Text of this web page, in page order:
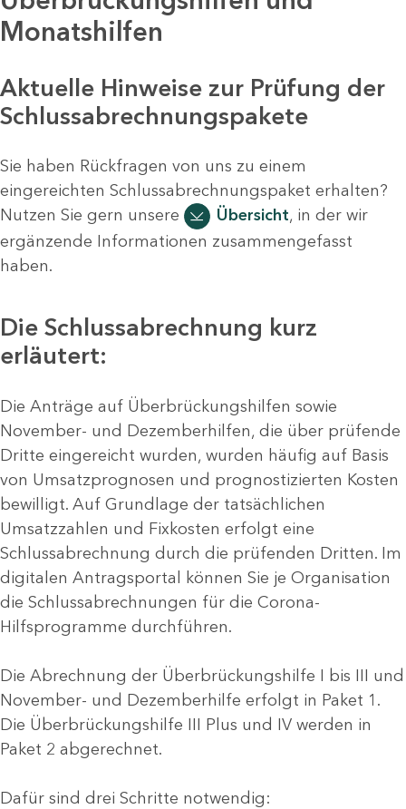
Monatshilfen
Aktuelle Hinweise zur Prüfung der
Schlussabrechnungspakete
Sie haben Rückfragen von uns zu einem
eingereichten Schlussabrechnungspaket erhalten?
Nutzen Sie gern unsere
Übersicht, in der wir
ergänzende Informationen zusammengefasst
haben.
Die Schlussabrechnung kurz
erläutert:
Die Anträge auf Überbrückungshilfen sowie
November- und Dezemberhilfen, die über prüfende
Dritte eingereicht wurden, wurden häufig auf Basis
von Umsatzprognosen und prognostizierten Kosten
bewilligt. Auf Grundlage der tatsächlichen
Umsatzzahlen und Fixkosten erfolgt eine
Schlussabrechnung durch die prüfenden Dritten. Im
digitalen Antragsportal können Sie je Organisation
die Schlussabrechnungen für die Corona-
Hilfsprogramme durchführen.
Die Abrechnung der Überbrückungshilfe I bis III und
November- und Dezemberhilfe erfolgt in Paket 1.
Die Überbrückungshilfe III Plus und IV werden in
Paket 2 abgerechnet.
Dafür sind drei Schritte notwendig: